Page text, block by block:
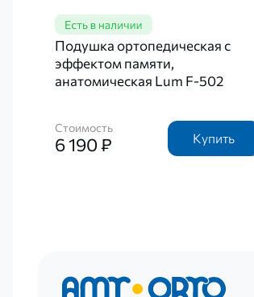
Подушка ортопедическая с
эффектом памяти,
анатомическая Lum F-502
Стоимость
6 190 ₽ Купить